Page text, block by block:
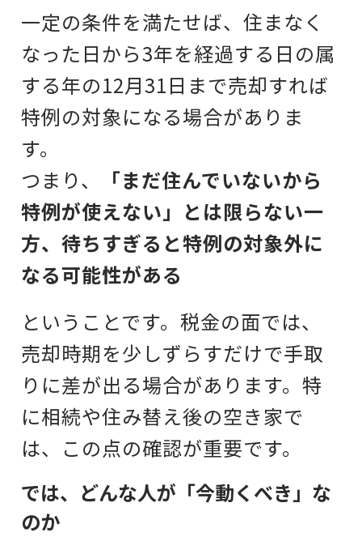
一定の条件を満たせば、住まなく
なった日から3年を経過する日の属
する年の12月31日まで売却すれば
特例の対象になる場合がありま
す。
つまり、
「まだ住んでいないから
特例が使えない」とは限らない一
方、待ちすぎると特例の対象外に
なる可能性がある
ということです。税金の面では、
売却時期を少しずらすだけで手取
りに差が出る場合があります。特
に相続や住み替え後の空き家で
は、この点の確認が重要です。
では、どんな人が「今動くべき」な
のか